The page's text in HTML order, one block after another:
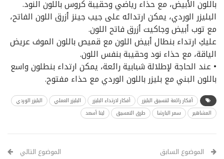
باللون الأبيض، مع حذاء رياضي وحقيبة كروس باللون النود.
البليزر الوردي، يمكن ارتدائه على جيب جينز أزرق اللون الفاتح،
مع توب أبيض وجاكيت أزرق فاتح اللون.
عليكِ ارتداء بنطال أبيض اللون مع قميص باللون الموف عريض
الياقة، مع حذاء نود وحقيبة بنفس اللون.
• عند الحاجة لإطلالة شبابية رائعة، يمكن ارتداء بنطلون واسع
باللون البني مع بليزر باللون الوردي مع حذاء مفتوح.
أفكار رائعة لتنسيق البليزر أفكار لارتداء البليزر البليزر العملي
البليزر الوردي
المشاهير
سمر البارشا طرق التمسيق لينا أسعد
الموضوع السابق الموضوع التالي